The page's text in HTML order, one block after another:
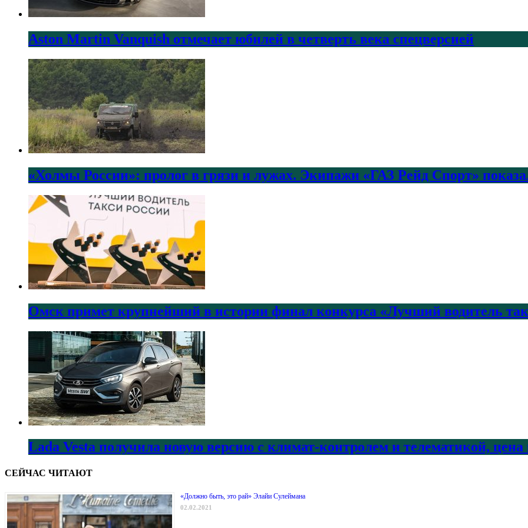
Aston Martin Vanquish отмечает юбилей в четверть века спецверсией
«Холмы России»: пролог в грязи и лужах. Экипажи «ГАЗ Рейд Спорт»
Омск примет крупнейший в истории финал конкурса «Лучший водитель
Lada Vesta получила новую версию с климат-контролем и телематикой, цена
СЕЙЧАС ЧИТАЮТ
«Должно быть, это рай» Элайи Сулеймана
02.02.2021